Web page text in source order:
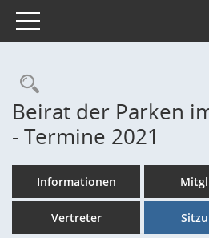
Toggle navigation
Rechercheauswahl
Beirat der Parken
- Termine 2021
Informationen
Vertreter